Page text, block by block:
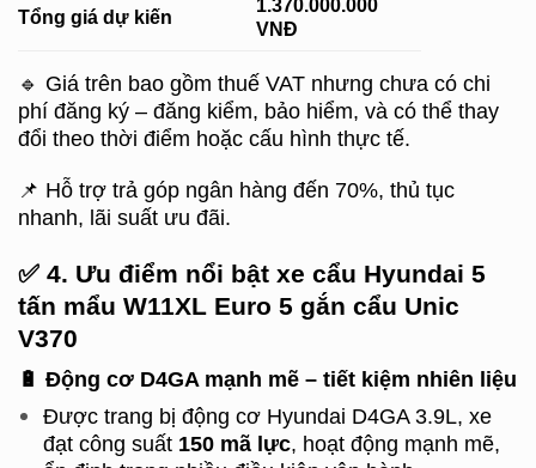
Tổng giá dự kiến
1.370.000.000
VNĐ
🔹 Giá trên bao gồm thuế VAT nhưng chưa có chi
phí đăng ký – đăng kiểm, bảo hiểm, và có thể thay
đổi theo thời điểm hoặc cấu hình thực tế.
📌 Hỗ trợ trả góp ngân hàng đến 70%, thủ tục
nhanh, lãi suất ưu đãi.
✅ 4. Ưu điểm nổi bật xe cẩu Hyundai 5
tấn mẩu W11XL Euro 5 gắn cẩu Unic
V370
🔋 Động cơ D4GA mạnh mẽ – tiết kiệm nhiên liệu
Được trang bị động cơ Hyundai D4GA 3.9L, xe
đạt công suất 150 mã lực, hoạt động mạnh mẽ,